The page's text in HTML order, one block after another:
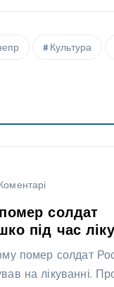
Культура
солдат
під час
помер солдат
на лікуванні.